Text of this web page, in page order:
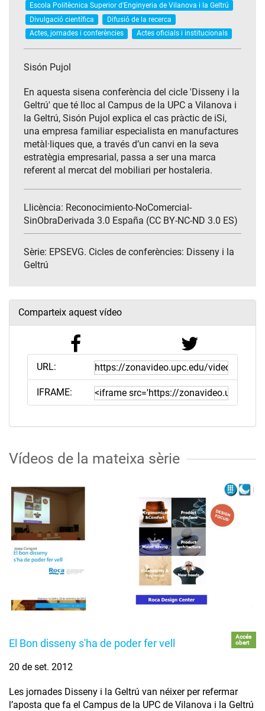
Escola Politècnica Superior d'Enginyeria de Vilanova i la Geltrú
Divulgació científica
Difusió de la recerca
Actes, jornades i conferències
Actes oficials i institucionals
Sisón Pujol
En aquesta sisena conferència del cicle 'Disseny i la
Geltrú' que té lloc al Campus de la UPC a Vilanova i
la Geltrú, Sisón Pujol explica el cas pràctic de iSi,
una empresa familiar especialista en manufactures
metàl·liques que, a través d’un canvi en la seva
estratègia empresarial, passa a ser una marca
referent al mercat del mobiliari per hostaleria.
Llicència: Reconocimiento-NoComercial-
SinObraDerivada 3.0 España (CC BY-NC-ND 3.0 ES)
Sèrie: EPSEVG. Cicles de conferències: Disseny i la
Geltrú
Comparteix aquest vídeo
URL:
IFRAME:
Vídeos de la mateixa sèrie
El Bon disseny s'ha de poder fer vell
Accés
obert
20 de set. 2012
Les jornades Disseny i la Geltrú van néixer per refermar
l’aposta que fa el Campus de la UPC de Vilanova i la Geltrú